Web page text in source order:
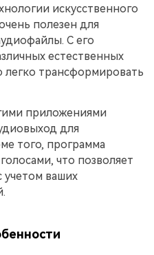
искусственного
полезен для
С его
естественных
трансформировать
приложениями
для
того, программа
что позволяет
учетом ваших